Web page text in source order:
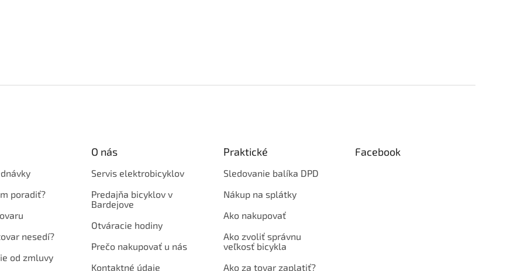
poradiť?
nesedí?
od zmluvy
O nás
Servis elektrobicyklov
Predajňa bicyklov v
Bardejove
Otváracie hodiny
Prečo nakupovať u nás
Kontaktné údaje
Praktické
Sledovanie balíka DPD
Nákup na splátky
Ako nakupovať
Ako zvoliť správnu
veľkosť bicykla
Ako za tovar zaplatiť?
Facebook